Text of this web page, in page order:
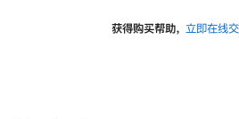
斜
获得购买帮助， 立即在线